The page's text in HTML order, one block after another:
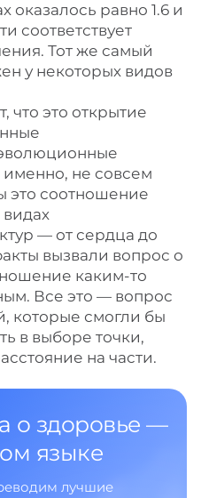
оказалось равно 1.6 и
соответствует
Тот же самый
у некоторых видов
что это открытие
именно, не совсем
это соотношение
— от сердца до
вызвали вопрос о
каким-то
Все это — вопрос
которые смогли бы
в выборе точки,
на части.
о здоровье —
языке
лучшие